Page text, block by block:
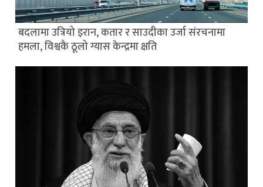
बदलामा उत्रियो इरान, कतार र साउदीका उर्जा संरचनामा
हमला, विश्वकै ठूलो ग्यास केन्द्रमा क्षति